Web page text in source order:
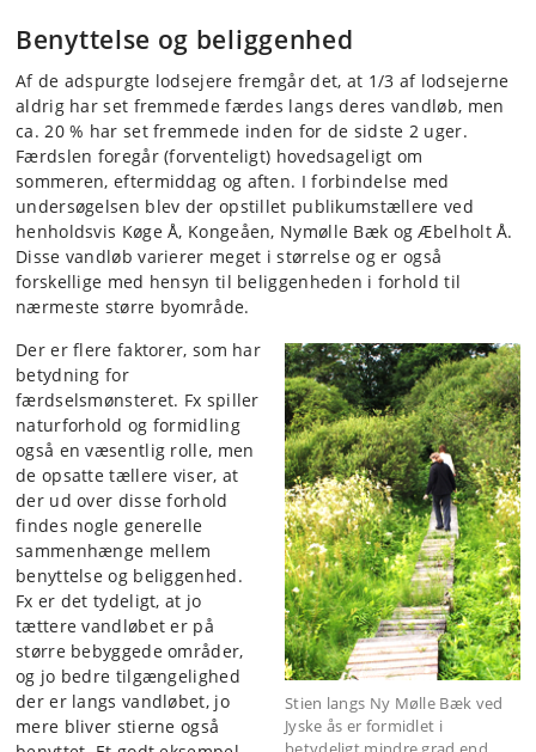
Benyttelse og beliggenhed
Af de adspurgte lodsejere fremgår det, at 1/3 af lodsejerne
aldrig har set fremmede færdes langs deres vandløb, men
ca. 20 % har set fremmede inden for de sidste 2 uger.
Færdslen foregår (forventeligt) hovedsageligt om
sommeren, eftermiddag og aften. I forbindelse med
undersøgelsen blev der opstillet publikumstællere ved
henholdsvis Køge Å, Kongeåen, Nymølle Bæk og Æbelholt Å.
Disse vandløb varierer meget i størrelse og er også
forskellige med hensyn til beliggenheden i forhold til
nærmeste større byområde.
Stien langs Ny Mølle Bæk ved
Jyske ås er formidlet i
Der er flere faktorer, som har
betydning for
færdselsmønsteret. Fx spiller
naturforhold og formidling
også en væsentlig rolle, men
de opsatte tællere viser, at
der ud over disse forhold
findes nogle generelle
sammenhænge mellem
benyttelse og beliggenhed.
Fx er det tydeligt, at jo
tættere vandløbet er på
større bebyggede områder,
og jo bedre tilgængelighed
der er langs vandløbet, jo
mere bliver stierne også